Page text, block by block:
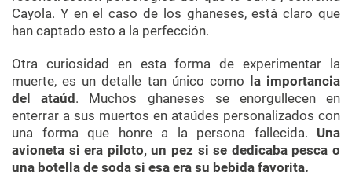
Cayola. Y en el caso de los ghaneses, está claro que
han captado esto a la perfección.
Otra curiosidad en esta forma de experimentar la
muerte, es un detalle tan único como la importancia
del ataúd. Muchos ghaneses se enorgullecen en
enterrar a sus muertos en ataúdes personalizados con
una forma que honre a la persona fallecida. Una
avioneta si era piloto, un pez si se dedicaba pesca o
una botella de soda si esa era su bebida favorita.